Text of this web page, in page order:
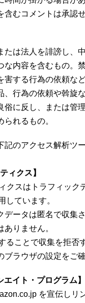
含むコメントは承認
たは法人を誹謗し、
な内容を含むもの。
害する行為の依頼な
、行為の依頼や斡旋
俗に反し、または管
れるもの。
記のアクセス解析ツ
ィクス】
クスはトラフィック
しています。
データは匿名で収集
りません。
ることで収集を拒否
ブラウザの設定をご
エイト・プログラム】
を宣伝しリ